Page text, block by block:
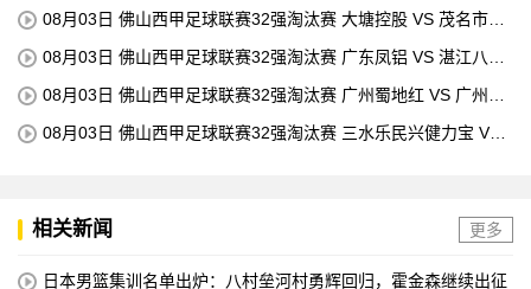
08月03日 佛山西甲足球联赛32强淘汰赛 大塘控股 VS 茂名市点
08月03日 佛山西甲足球联赛32强淘汰赛 广东凤铝 VS 湛江八部
08月03日 佛山西甲足球联赛32强淘汰赛 广州蜀地红 VS 广州戴
08月03日 佛山西甲足球联赛32强淘汰赛 三水乐民兴健力宝 VS
相关新闻 更多
日本男篮集训名单出炉：八村垒河村勇辉回归，霍金森继续出征